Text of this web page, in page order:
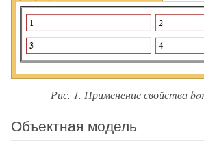
Рис. 1. Применение свойства
Объектная модель
:read-only
:read-write
:required
:right
:root
:seeking
:target